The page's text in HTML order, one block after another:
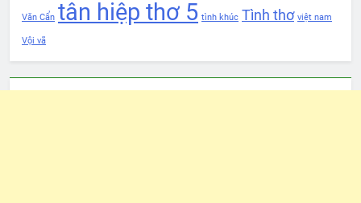
Văn Cẩn tân hiệp thơ 5 tình khúc Tình thơ việt nam
Vội vã